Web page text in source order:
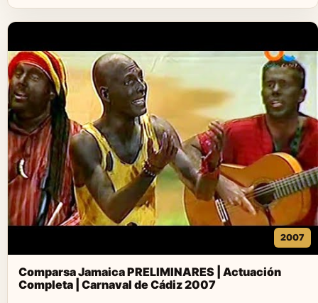
2007
Comparsa Jamaica PRELIMINARES | Actuación
Completa | Carnaval de Cádiz 2007